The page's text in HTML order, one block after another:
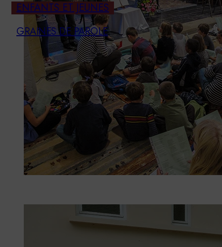
ENFANTS ET JEUNES
GRAINES DE PAROLE